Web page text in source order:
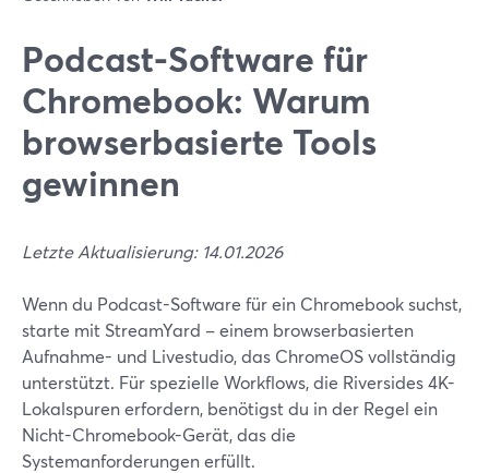
Podcast-Software für
Chromebook: Warum
browserbasierte Tools
gewinnen
Letzte Aktualisierung: 14.01.2026
Wenn du Podcast-Software für ein Chromebook suchst,
starte mit StreamYard – einem browserbasierten
Aufnahme- und Livestudio, das ChromeOS vollständig
unterstützt. Für spezielle Workflows, die Riversides 4K-
Lokalspuren erfordern, benötigst du in der Regel ein
Nicht-Chromebook-Gerät, das die
Systemanforderungen erfüllt.